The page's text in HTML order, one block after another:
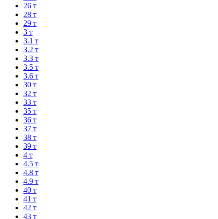
26 т
28 т
29 т
3 т
3.1 т
3.2 т
3.3 т
3.5 т
3.6 т
30 т
32 т
33 т
35 т
36 т
37 т
38 т
39 т
4 т
4.5 т
4.8 т
4.9 т
40 т
41 т
42 т
43 т